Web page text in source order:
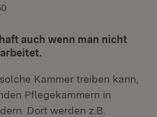
auch wenn man nicht
Kammer treiben kann,
Pflegekammern in
Dort werden z.B.